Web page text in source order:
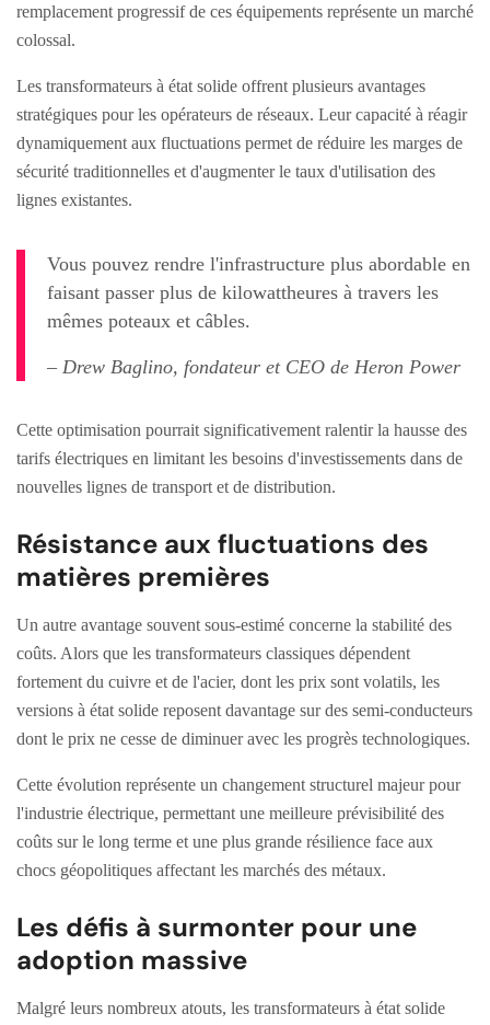
remplacement progressif de ces équipements représente un marché
colossal.
Les transformateurs à état solide offrent plusieurs avantages
stratégiques pour les opérateurs de réseaux. Leur capacité à réagir
dynamiquement aux fluctuations permet de réduire les marges de
sécurité traditionnelles et d'augmenter le taux d'utilisation des
lignes existantes.
Vous pouvez rendre l'infrastructure plus abordable en
faisant passer plus de kilowattheures à travers les
mêmes poteaux et câbles.
– Drew Baglino, fondateur et CEO de Heron Power
Cette optimisation pourrait significativement ralentir la hausse des
tarifs électriques en limitant les besoins d'investissements dans de
nouvelles lignes de transport et de distribution.
Résistance aux fluctuations des
matières premières
Un autre avantage souvent sous-estimé concerne la stabilité des
coûts. Alors que les transformateurs classiques dépendent
fortement du cuivre et de l'acier, dont les prix sont volatils, les
versions à état solide reposent davantage sur des semi-conducteurs
dont le prix ne cesse de diminuer avec les progrès technologiques.
Cette évolution représente un changement structurel majeur pour
l'industrie électrique, permettant une meilleure prévisibilité des
coûts sur le long terme et une plus grande résilience face aux
chocs géopolitiques affectant les marchés des métaux.
Les défis à surmonter pour une
adoption massive
Malgré leurs nombreux atouts, les transformateurs à état solide